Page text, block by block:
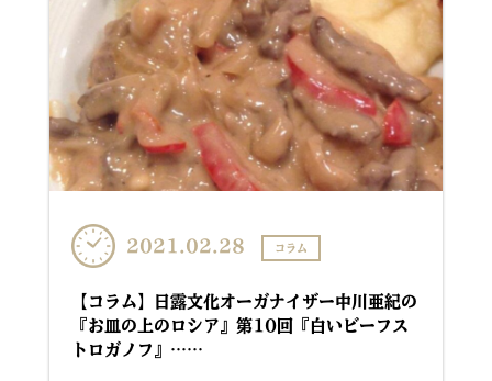
2021.02.28 コラム
【コラム】日露文化オーガナイザー中川亜紀の
『お皿の上のロシア』第10回『白いビーフス
トロガノフ』……